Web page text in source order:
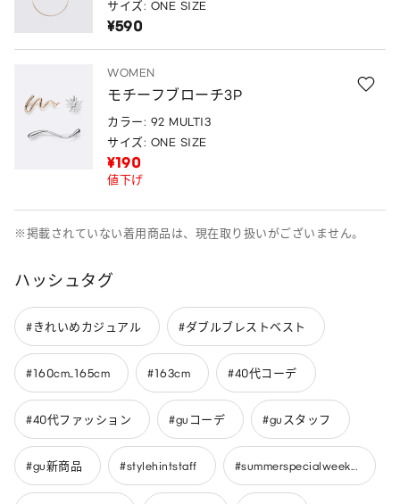
サイズ: ONE SIZE
¥590
WOMEN
モチーフブローチ3P
カラー: 92 MULTI3
サイズ: ONE SIZE
¥190
値下げ
※掲載されていない着用商品は、現在取り扱いがございません。
ハッシュタグ
#きれいめカジュアル #ダブルブレストベスト
#160cm_165cm #163cm #40代コーデ
#40代ファッション #guコーデ #guスタッフ
#gu新商品 #stylehintstaff #summerspecialweek...